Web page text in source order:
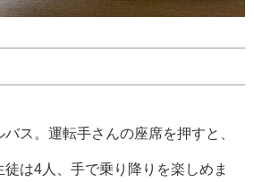
ス。運転手さんの座席を押すと、
は4人、手で乗り降りを楽しめま